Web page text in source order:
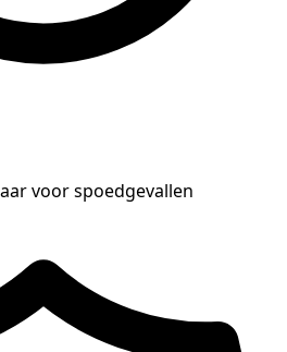
voor spoedgevallen